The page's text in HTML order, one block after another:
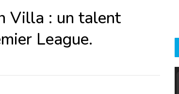
Villa : un talent
League.